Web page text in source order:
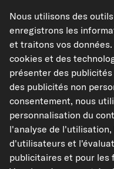
Nos partenaires
kfzteile24.de
carpardoo.dk
Les données présentées ici,
Nous utilisons des
enregistrons les
et traitons vos
cookies et des
présenter des
des publicités non
consentement, nous
personnalisation du
l'analyse de
d'utilisateurs et
publicitaires et pour les